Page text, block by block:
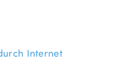
Internet